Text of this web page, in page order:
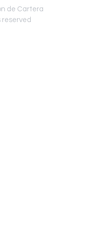
de Cartera
reserved